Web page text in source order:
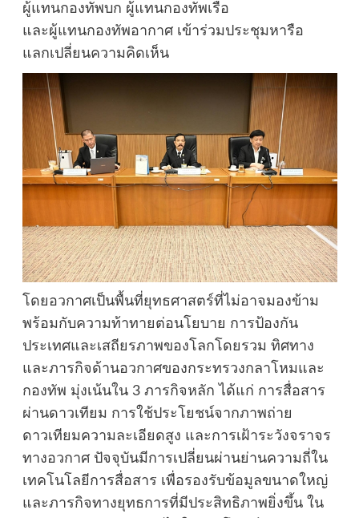
ผู้แทนกองทัพบก ผู้แทนกองทัพเรือ
และผู้แทนกองทัพอากาศ เข้าร่วมประชุมหารือ
แลกเปลี่ยนความคิดเห็น
โดยอวกาศเป็นพื้นที่ยุทธศาสตร์ที่ไม่อาจมองข้าม
พร้อมกับความท้าทายต่อนโยบาย การป้องกัน
ประเทศและเสถียรภาพของโลกโดยรวม ทิศทาง
และภารกิจด้านอวกาศของกระทรวงกลาโหมและ
กองทัพ มุ่งเน้นใน 3 ภารกิจหลัก ได้แก่ การสื่อสาร
ผ่านดาวเทียม การใช้ประโยชน์จากภาพถ่าย
ดาวเทียมความละเอียดสูง และการเฝ้าระวังจราจร
ทางอวกาศ ปัจจุบันมีการเปลี่ยนผ่านย่านความถี่ใน
เทคโนโลยีการสื่อสาร เพื่อรองรับข้อมูลขนาดใหญ่
และภารกิจทางยุทธการที่มีประสิทธิภาพยิ่งขึ้น ใน